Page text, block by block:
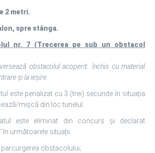
2 metri.
spre stânga.
nr. 7 (Trecerea pe sub un obstacol
obstacolul acoperit;. închis cu material
și la ieșire.
este penalizat cu 3 (trei) secunde în situația
mișcă din loc tunelul.
este eliminat din concurs și declarat
în următoarele situații:
parcurgerea obstacolului;